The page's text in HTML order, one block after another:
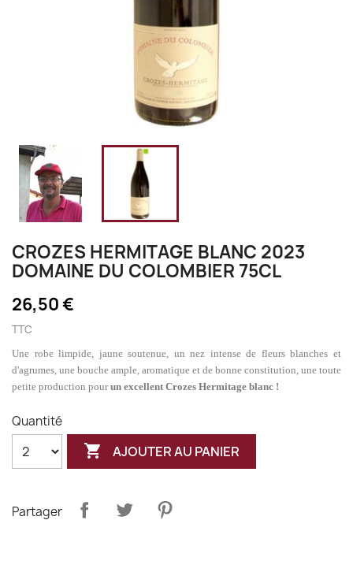
CROZES HERMITAGE BLANC 2023
DOMAINE DU COLOMBIER 75CL
26,50 €
TTC
Une robe limpide, jaune soutenue, un nez intense de fleurs blanches et
d'agrumes, une bouche ample, aromatique et de bonne constitution, une toute
petite production pourun excellent Crozes Hermitage blanc !
Quantité
 AJOUTER AU PANIER
Partager